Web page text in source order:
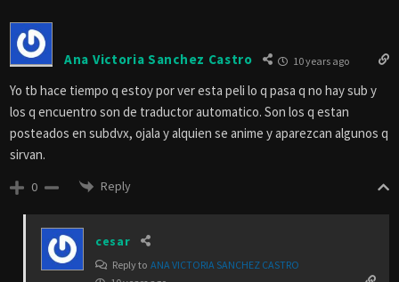
Ana Victoria Sanchez Castro 10 years ago
Yo tb hace tiempo q estoy por ver esta peli lo q pasa q no hay sub y
los q encuentro son de traductor automatico. Son los q estan
posteados en subdvx, ojala y alquien se anime y aparezcan algunos q
sirvan.
0 Reply
cesar
Reply to ANA VICTORIA SANCHEZ CASTRO